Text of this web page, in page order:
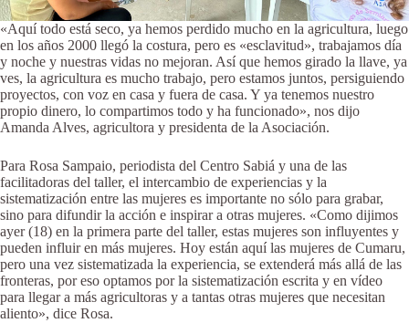
«Aquí todo está seco, ya hemos perdido mucho en la agricultura, luego
en los años 2000 llegó la costura, pero es «esclavitud», trabajamos día
y noche y nuestras vidas no mejoran. Así que hemos girado la llave, ya
ves, la agricultura es mucho trabajo, pero estamos juntos, persiguiendo
proyectos, con voz en casa y fuera de casa. Y ya tenemos nuestro
propio dinero, lo compartimos todo y ha funcionado», nos dijo
Amanda Alves, agricultora y presidenta de la Asociación.
Para Rosa Sampaio, periodista del Centro Sabiá y una de las
facilitadoras del taller, el intercambio de experiencias y la
sistematización entre las mujeres es importante no sólo para grabar,
sino para difundir la acción e inspirar a otras mujeres. «Como dijimos
ayer (18) en la primera parte del taller, estas mujeres son influyentes y
pueden influir en más mujeres. Hoy están aquí las mujeres de Cumaru,
pero una vez sistematizada la experiencia, se extenderá más allá de las
fronteras, por eso optamos por la sistematización escrita y en vídeo
para llegar a más agricultoras y a tantas otras mujeres que necesitan
aliento», dice Rosa.